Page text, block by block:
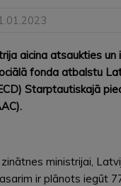
aicina atsaukties
fonda atbalstu
Starptautiskajā
ministrijai,
ir plānots iegūt